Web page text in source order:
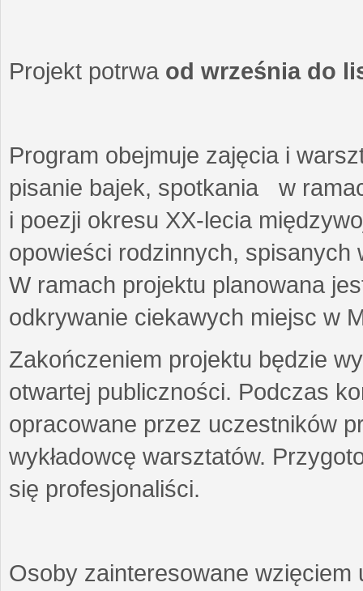
Projekt potrwa od września do
Program obejmuje zajęcia i
pisanie bajek, spotkania w
i poezji okresu XX-lecia
opowieści rodzinnych,
W ramach projektu planowana
odkrywanie ciekawych miejsc w
Zakończeniem projektu będzie
otwartej publiczności. Podczas
opracowane przez uczestników
wykładowcę warsztatów.
się profesjonaliści.
Osoby zainteresowane wzięciem